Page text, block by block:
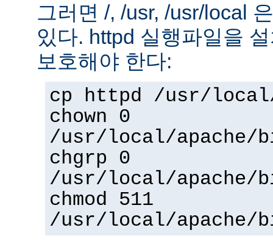
그러면 /, /usr, /usr/local
있다. httpd 실행파일을
보호해야 한다:
cp httpd /usr/
chown 0
/usr/local/apache/
chgrp 0
/usr/local/apache/
chmod 511
/usr/local/apache/